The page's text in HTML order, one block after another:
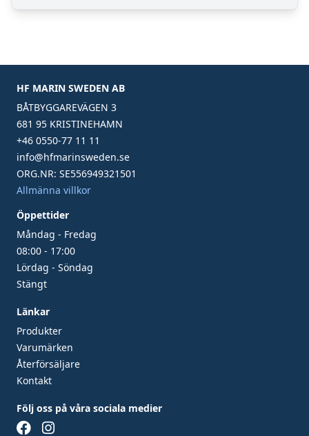
HF MARIN SWEDEN AB
BÅTBYGGAREVÄGEN 3
681 95 KRISTINEHAMN
+46 0550-77 11 11
info@hfmarinsweden.se
ORG.NR: SE556949321501
Allmänna villkor
Öppettider
Måndag - Fredag
08:00 - 17:00
Lördag - Söndag
Stängt
Länkar
Produkter
Varumärken
Återförsäljare
Kontakt
Följ oss på våra sociala medier